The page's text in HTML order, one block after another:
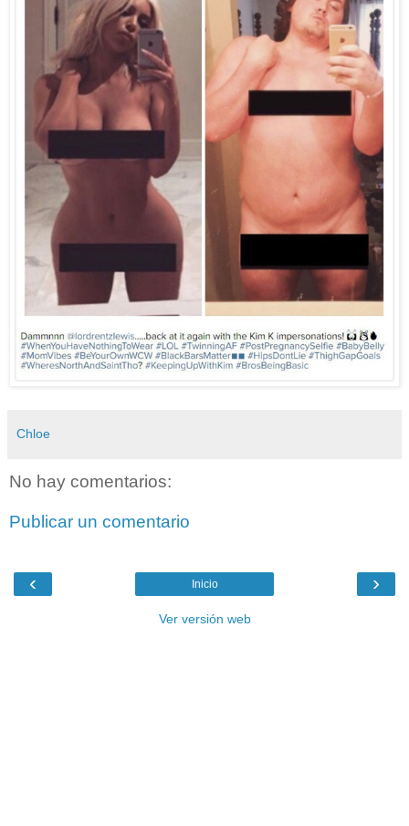
Chloe
No hay comentarios:
Publicar un comentario
‹ ›
Inicio
Ver versión web